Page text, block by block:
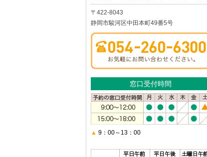
〒422-8043
静岡市駿河区中田本町49番5号
窓口受付時間
▲ 9：00～13：00